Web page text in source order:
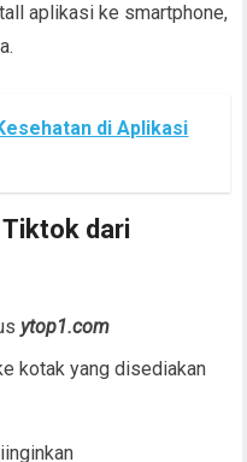
aplikasi ke smartphone,
di Aplikasi
dari
ytop1.com
kotak yang disediakan